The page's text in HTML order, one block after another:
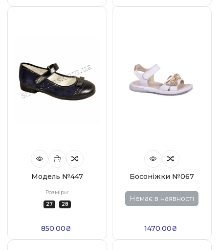
Модель №447
Розміри:
27 28
850.00₴
Босоніжки №067
Немає в наявності
1470.00₴